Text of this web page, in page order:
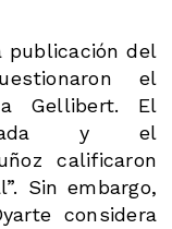
publicación del
el
Gellibert. El
y el
calificaron
Sin embargo,
considera